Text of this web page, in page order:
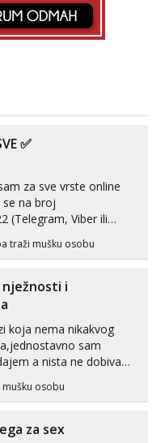
✅
za sve vrste online
se na broj
(Telegram, Viber ili
traži mušku osobu
nježnosti i
koja nema nikakvog
sam
a nista ne dobivam
potrebe,ne trazim puno
i njezne poljupce po
osobu
za sex